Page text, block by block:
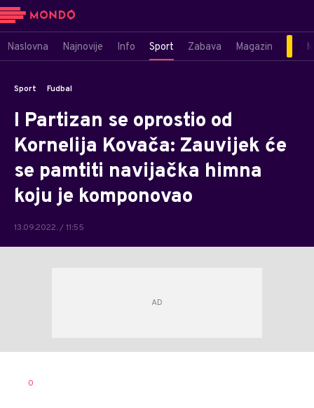
Naslovna Najnovije Info Sport Zabava Magazin
Sport Fudbal
I Partizan se oprostio od
Kornelija Kovača: Zauvijek će
se pamtiti navijačka himna
koju je komponovao
13.09.2022. / 11:55
AUTOR
0